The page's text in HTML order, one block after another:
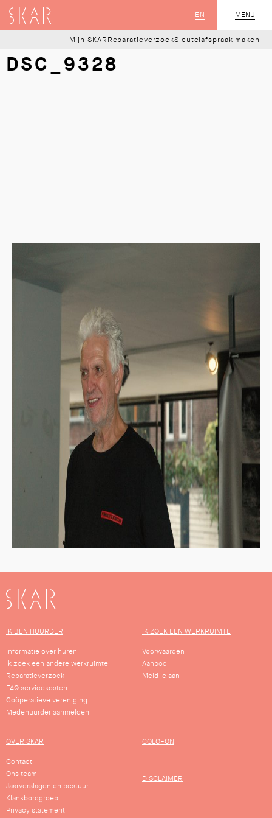
MENU
SLUIT
EN
SKAR
Mijn SKAR ReparatieverzoekSleutelafspraak maken
DSC_9328
SKAR
IK BEN HUURDER
Informatie over huren
Ik zoek een andere werkruimte
Reparatieverzoek
FAQ servicekosten
Coöperatieve vereniging
Medehuurder aanmelden
IK ZOEK EEN WERKRUIMTE
Voorwaarden
Aanbod
Meld je aan
OVER SKAR
Contact
Ons team
Jaarverslagen en bestuur
Klankbordgroep
Privacy statement
COLOFON
DISCLAIMER